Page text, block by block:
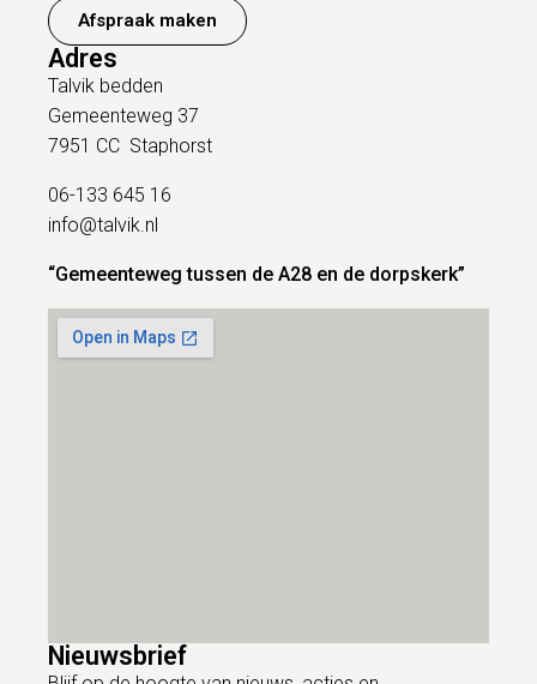
Afspraak maken
Adres
Talvik bedden
Gemeenteweg 37
7951 CC Staphorst
06-133 645 16
info@talvik.nl
“Gemeenteweg tussen de A28 en de dorpskerk”
Nieuwsbrief